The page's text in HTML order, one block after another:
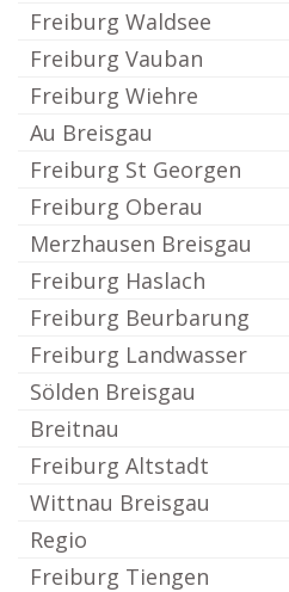
Freiburg Waldsee
Freiburg Vauban
Freiburg Wiehre
Au Breisgau
Freiburg St Georgen
Freiburg Oberau
Merzhausen Breisgau
Freiburg Haslach
Freiburg Beurbarung
Freiburg Landwasser
Sölden Breisgau
Breitnau
Freiburg Altstadt
Wittnau Breisgau
Regio
Freiburg Tiengen